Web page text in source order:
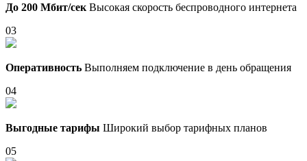
До 200 Мбит/сек Высокая скорость беспроводного интернета
03
Оперативность Выполняем подключение в день обращения
04
Выгодные тарифы Широкий выбор тарифных планов
05